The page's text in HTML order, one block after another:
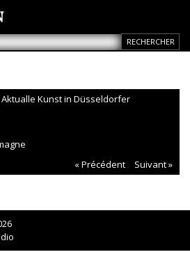
Kunst in Düsseldorfer
« Précédent
Suivant »